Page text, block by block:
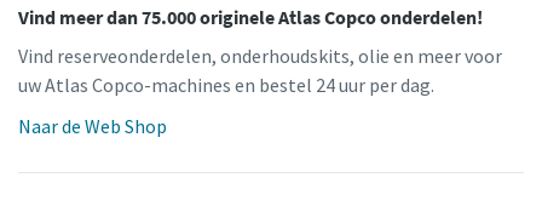
Vind meer dan 75.000 originele Atlas Copco onderdelen!
Vind reserveonderdelen, onderhoudskits, olie en meer voor
uw Atlas Copco-machines en bestel 24 uur per dag.
Naar de Web Shop